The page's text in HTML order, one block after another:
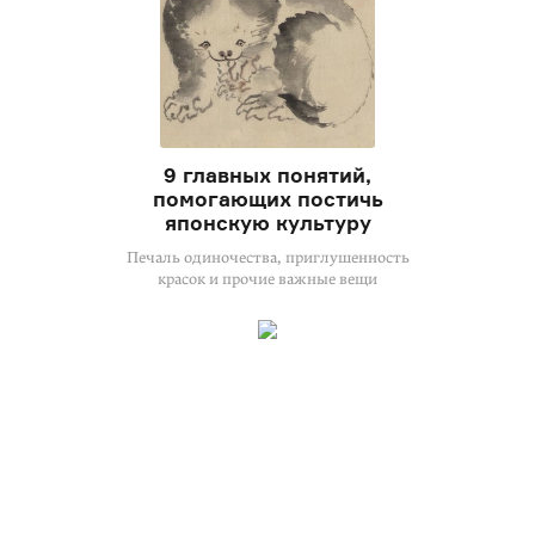
9 главных понятий,
помогающих постичь
японскую культуру
Печаль одиночества, приглушенность
красок и прочие важные вещи